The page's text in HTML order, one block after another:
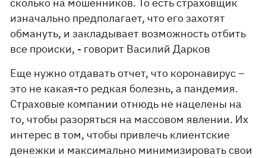
изначально предполагает, что его захотят
обмануть, и закладывает возможность отбить
все происки, - говорит Василий Дарков
Еще нужно отдавать отчет, что коронавирус –
это не какая-то редкая болезнь, а пандемия.
Страховые компании отнюдь не нацелены на
то, чтобы разоряться на массовом явлении. Их
интерес в том, чтобы привлечь клиентские
денежки и максимально минимизировать свои